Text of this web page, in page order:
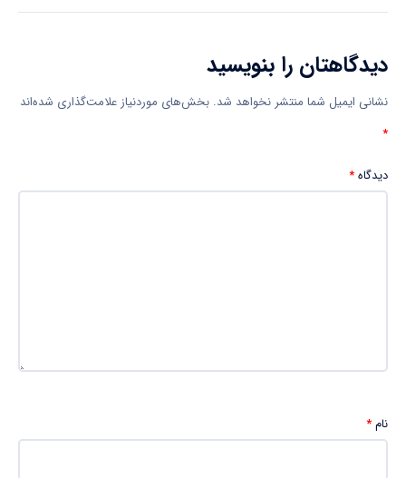
دیدگاهتان را بنویسید
نشانی ایمیل شما منتشر نخواهد شد. بخش‌های موردنیاز علامت‌گذاری شده‌اند
*
دیدگاه*
نام*